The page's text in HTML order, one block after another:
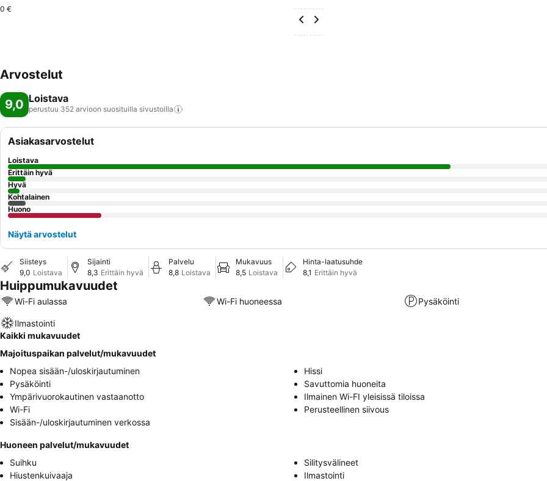
0 €
Arvostelut
9,0 Loistava
perustuu 352 arvioon suosituilla sivustoilla
Asiakasarvostelut
Loistava
Erittäin hyvä
Hyvä
Kohtalainen
Huono
Näytä arvostelut
Siisteys
9,0 Loistava
Sijainti
8,3 Erittäin hyvä
Palvelu
8,8 Loistava
Mukavuus
8,5 Loistava
Hinta-laatusuhde
8,1 Erittäin hyvä
Huippumukavuudet
Wi-Fi aulassa Wi-Fi huoneessa Pysäköinti
Ilmastointi
Kaikki mukavuudet
Majoituspaikan palvelut/mukavuudet
Nopea sisään-/uloskirjautuminen
Hissi
Pysäköinti
Savuttomia huoneita
Ympärivuorokautinen vastaanotto
Ilmainen Wi-FI yleisissä tiloissa
Wi-Fi
Perusteellinen siivous
Sisään-/uloskirjautuminen verkossa
Huoneen palvelut/mukavuudet
Suihku
Silitysvälineet
Hiustenkuivaaja
Ilmastointi